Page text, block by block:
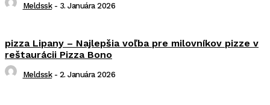
Meldssk - 3. Januára 2026
pizza Lipany – Najlepšia voľba pre milovníkov pizze v
reštaurácii Pizza Bono
Meldssk - 2. Januára 2026